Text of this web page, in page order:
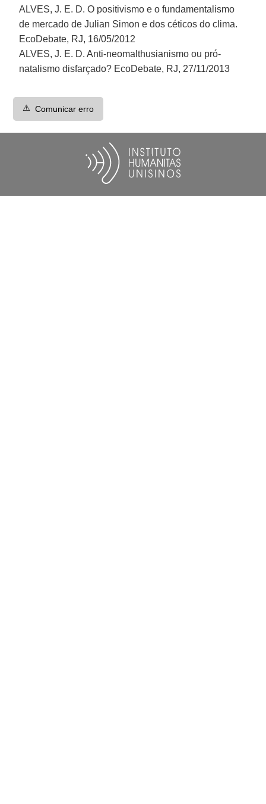
ALVES, J. E. D. O positivismo e o fundamentalismo
de mercado de Julian Simon e dos céticos do clima.
EcoDebate, RJ, 16/05/2012
ALVES, J. E. D. Anti-neomalthusianismo ou pró-
natalismo disfarçado? EcoDebate, RJ, 27/11/2013
⚠️ Comunicar erro